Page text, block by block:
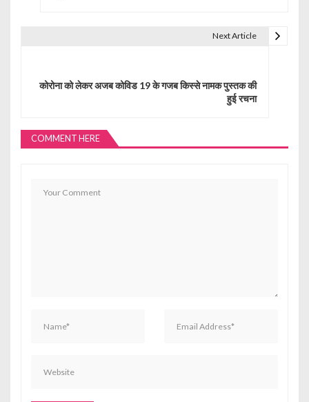
Next Article
कोरोना को लेकर अजब कोविड 19 के गजब किस्से नामक पुस्तक की
हुई रचना
COMMENT HERE